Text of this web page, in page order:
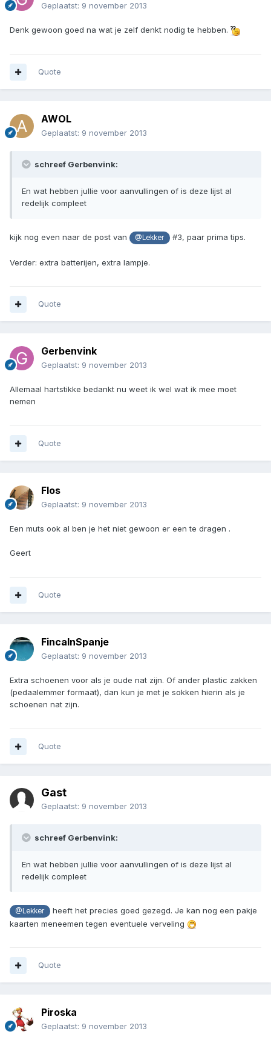
Geplaatst: 9 november 2013
Denk gewoon goed na wat je zelf denkt nodig te hebben.
Quote
AWOL
Geplaatst: 9 november 2013
schreef Gerbenvink:
En wat hebben jullie voor aanvullingen of is deze lijst al
redelijk compleet
kijk nog even naar de post van @Lekker #3, paar prima tips.
Verder: extra batterijen, extra lampje.
Quote
Gerbenvink
Geplaatst: 9 november 2013
Allemaal hartstikke bedankt nu weet ik wel wat ik mee moet
nemen
Quote
Flos
Geplaatst: 9 november 2013
Een muts ook al ben je het niet gewoon er een te dragen .
Geert
Quote
FincaInSpanje
Geplaatst: 9 november 2013
Extra schoenen voor als je oude nat zijn. Of ander plastic zakken
(pedaalemmer formaat), dan kun je met je sokken hierin als je
schoenen nat zijn.
Quote
Gast
Geplaatst: 9 november 2013
schreef Gerbenvink:
En wat hebben jullie voor aanvullingen of is deze lijst al
redelijk compleet
@Lekker
heeft het precies goed gezegd. Je kan nog een pakje
kaarten meneemen tegen eventuele verveling
Quote
Piroska
Geplaatst: 9 november 2013